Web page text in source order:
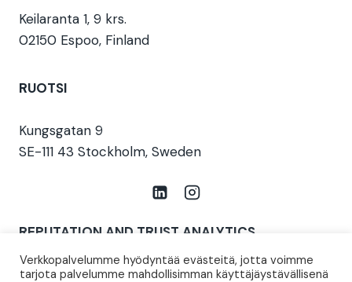
Keilaranta 1, 9 krs.
02150 Espoo, Finland
RUOTSI
Kungsgatan 9
SE-111 43 Stockholm, Sweden
REPUTATION AND TRUST ANALYTICS
Aiemmin T-Media (perustettu 1997)
Verkkopalvelumme hyödyntää evästeitä, jotta voimme
tarjota palvelumme mahdollisimman käyttäjäystävällisenä